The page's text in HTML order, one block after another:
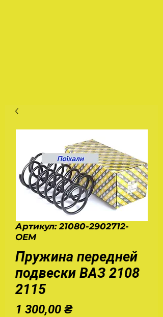
Артикул: 21080-2902712-
OEM
Пружина передней
подвески ВАЗ 2108
2115
1 300,00 ₴Ціна